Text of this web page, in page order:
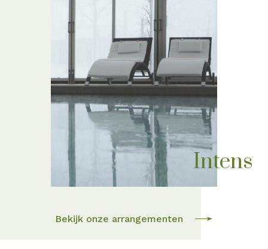
Intens
Bekijk onze arrangementen